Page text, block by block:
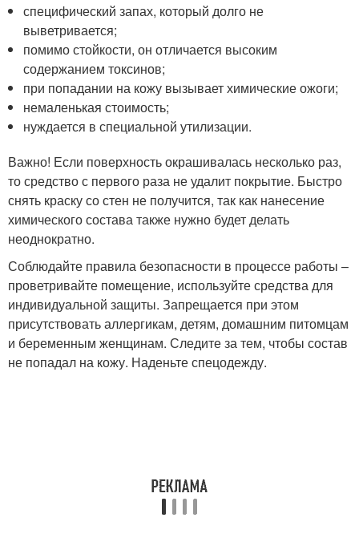
специфический запах, который долго не
выветривается;
помимо стойкости, он отличается высоким
содержанием токсинов;
при попадании на кожу вызывает химические ожоги;
немаленькая стоимость;
нуждается в специальной утилизации.
Важно! Если поверхность окрашивалась несколько раз,
то средство с первого раза не удалит покрытие. Быстро
снять краску со стен не получится, так как нанесение
химического состава также нужно будет делать
неоднократно.
Соблюдайте правила безопасности в процессе работы –
проветривайте помещение, используйте средства для
индивидуальной защиты. Запрещается при этом
присутствовать аллергикам, детям, домашним питомцам
и беременным женщинам. Следите за тем, чтобы состав
не попадал на кожу. Наденьте спецодежду.